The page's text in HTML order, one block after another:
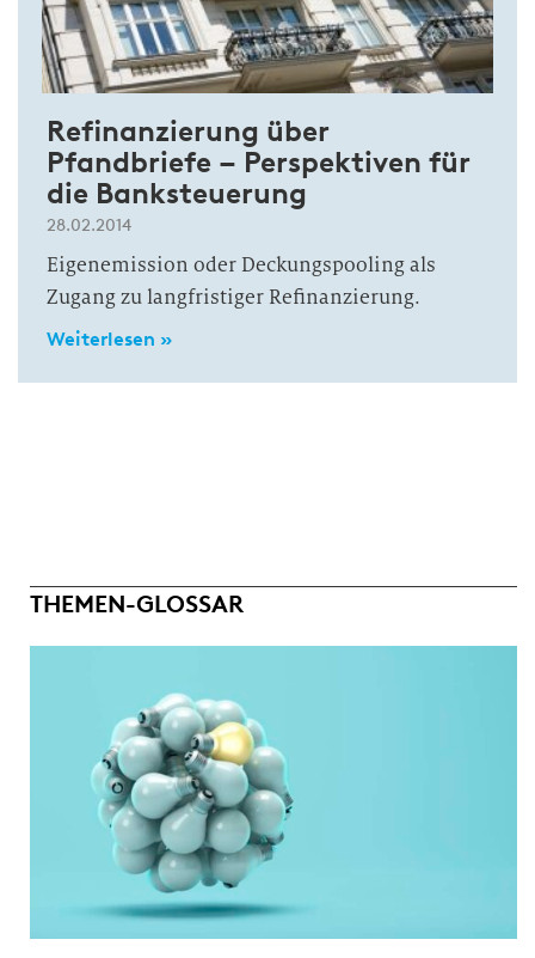
Refinanzierung über
Pfandbriefe – Perspektiven für
die Banksteuerung
28.02.2014
Eigenemission oder Deckungspooling als
Zugang zu langfristiger Refinanzierung.
Weiterlesen »
THEMEN-GLOSSAR